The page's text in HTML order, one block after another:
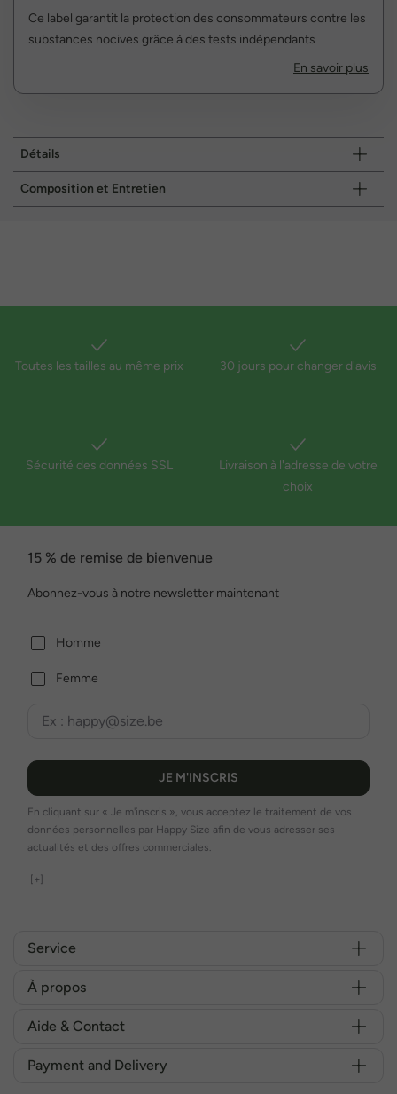
Ce label garantit la protection des consommateurs contre les
substances nocives grâce à des tests indépendants
En savoir plus
Détails
Composition et Entretien
Toutes les tailles au même prix 30 jours pour changer d'avis
Sécurité des données SSL
Livraison à l'adresse de votre
choix
15 % de remise de bienvenue
Abonnez-vous à notre newsletter maintenant
Homme
Femme
JE M'INSCRIS
En cliquant sur « Je m'inscris », vous acceptez le traitement de vos
données personnelles par Happy Size afin de vous adresser ses
actualités et des offres commerciales.
[+]
Service
À propos
Aide & Contact
Payment and Delivery